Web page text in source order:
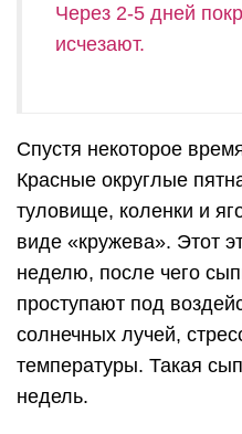
Через 2-5 дней
исчезают.
Спустя некоторое
Красные округлые
туловище, коленки и
виде «кружева». Этот
неделю, после чего
проступают под
солнечных лучей,
температуры. Такая
недель.